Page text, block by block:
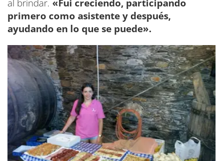
al brindar. «Fui creciendo, participando
primero como asistente y después,
ayudando en lo que se puede».